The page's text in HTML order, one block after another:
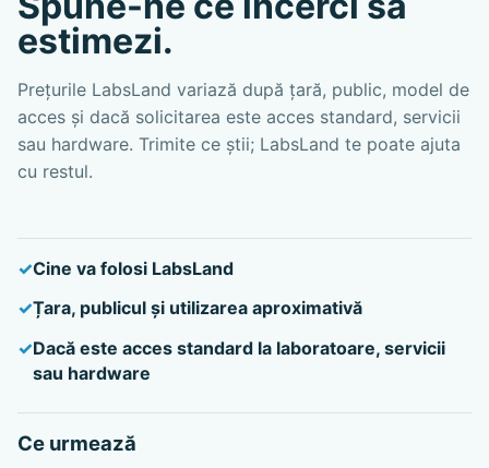
estimezi.
Prețurile LabsLand variază după țară, public, model de
acces și dacă solicitarea este acces standard, servicii
sau hardware. Trimite ce știi; LabsLand te poate ajuta
cu restul.
Cine va folosi LabsLand
Țara, publicul și utilizarea aproximativă
Dacă este acces standard la laboratoare, servicii
sau hardware
Ce urmează